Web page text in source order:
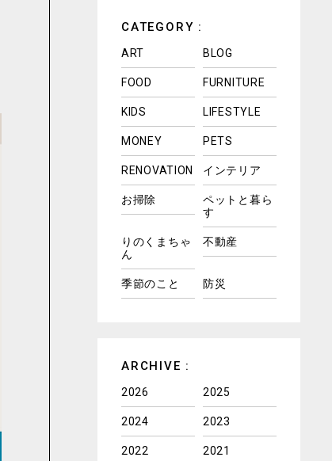
CATEGORY :
ART BLOG
FOOD FURNITURE
KIDS LIFESTYLE
MONEY PETS
RENOVATION インテリア
お掃除
ペットと暮ら
す
りのくまちゃ
ん
不動産
季節のこと 防災
ARCHIVE :
2026 2025
2024 2023
2022 2021